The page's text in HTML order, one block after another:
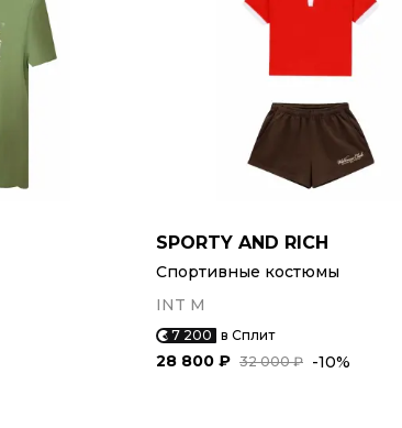
SPORTY AND RICH
Спортивные костюмы
INT M
7 200 в Сплит
32 000 ₽
28 800 ₽ -10%